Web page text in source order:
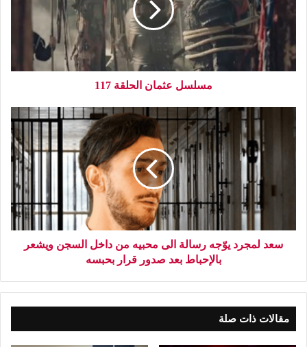
مسلسل عثمان الحلقة 117
سعد لمجرد يوّجه رسالة الى محبيه من داخل السجن ويشعر
بالإحباط بعد صدور قرار بحبسه
مقالات ذات صلة